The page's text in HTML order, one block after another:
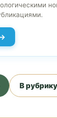
В рубрику